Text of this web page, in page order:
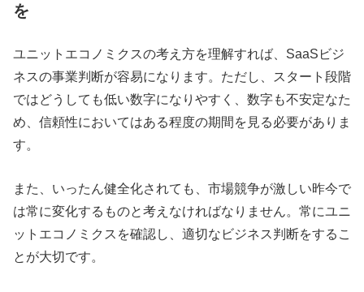
を
ユニットエコノミクスの考え方を理解すれば、SaaSビジ
ネスの事業判断が容易になります。ただし、スタート段階
ではどうしても低い数字になりやすく、数字も不安定なた
め、信頼性においてはある程度の期間を見る必要がありま
す。
また、いったん健全化されても、市場競争が激しい昨今で
は常に変化するものと考えなければなりません。常にユニ
ットエコノミクスを確認し、適切なビジネス判断をするこ
とが大切です。